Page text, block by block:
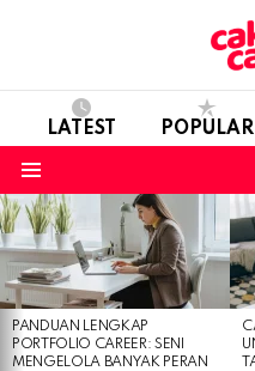
LATEST POPULAR
LATEST
STORIES
PANDUAN LENGKAP
PORTFOLIO CAREER: SENI
MENGELOLA BANYAK PERAN